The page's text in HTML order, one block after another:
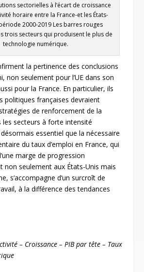
sectorielles à l’écart de croissance
horaire entre la France-et les États-
2000-2019 Les barres rouges
trois secteurs qui produisent le plus de
technologie numérique.
la pertinence des conclusions
non seulement pour l’UE dans son
pour la France. En particulier, ils
politiques françaises devraient
de renforcement de la
les secteurs à forte intensité
essentiel que la nécessaire
du taux d’emploi en France, qui
marge de progression
non seulement aux États-Unis mais
s’accompagne d’un surcroît de
à la différence des tendances
– Croissance – PIB par tête – Taux